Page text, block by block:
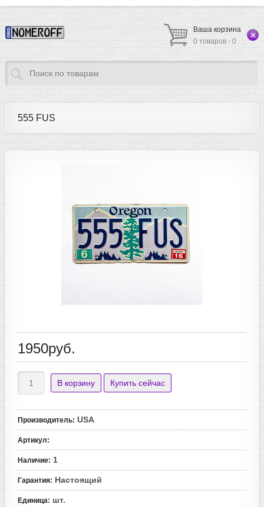
Ваша корзина
0 товаров - 0
555 FUS
1950руб.
Производитель: USA
Артикул:
Наличие: 1
Гарантия: Настоящий
Единица: шт.